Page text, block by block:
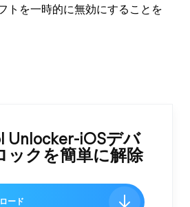
トを一時的に無効にすることを
Unlocker-iOSデバ
ックを簡単に解除
ード